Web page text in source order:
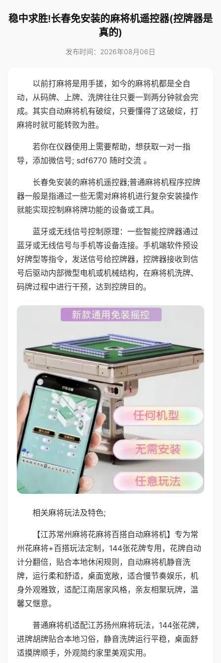
稳中求胜!长春免安装的麻将机遥控器(控牌器是
真的)
发布时间：2026年08月06日
以前打麻将是用手搓，如今的麻将机都是全自
动，从码牌、上牌、洗牌往往只要一到两分钟就会完
成。其实自动麻将机有破绽，只要懂得了这破绽，打
麻将时就可能转败为胜。
若你在仪器使用上需要帮助，想获取一对一指
导，添加微信号; sdf6770 随时交流 。
长春免安装的麻将机遥控器;普通麻将机程序控牌
器一般是指通过一些无需对麻将机进行复杂安装操作
就能实现控制麻将牌功能的设备或工具。
蓝牙或无线信号控制原理：一些智能控牌器通过
蓝牙或无线信号与手机等设备连接。手机端软件预设
好牌型等指令，发送信号给控牌器，控牌器接收到信
号后驱动内部微型电机或机械结构，在麻将机洗牌、
码牌过程中进行干预，达到控牌目的。
相关麻将玩法及特色;
【江苏常州麻将花麻将百搭自动麻将机】专为常
州花麻将+百搭玩法定制，144张花牌专用，花牌自动
计分翻倍，贴合本地休闲规则，自动麻将机静音洗
牌，运行柔和舒适，桌面宽敞，适合慢节奏娱乐，机
身外观雅致，适配江南居家风格，亲友相聚玩牌，温
馨又惬意。
普通麻将机适配江苏扬州麻将玩法，144张花牌，
进牌胡牌贴合本地习俗，静音洗牌运行平稳，桌面舒
适摸牌顺手，外观简约家里美观实用。